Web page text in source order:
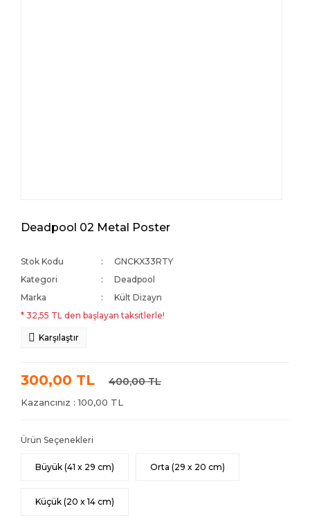
Deadpool 02 Metal Poster
Stok Kodu
GNCKX33RTY
Kategori
Deadpool
Marka
Kült Dizayn
* 32,55 TL den başlayan taksitlerle!
Karşılaştır
300,00 TL 400,00 TL
Kazancınız : 100,00 TL
Ürün Seçenekleri
Büyük (41 x 29 cm) Orta (29 x 20 cm)
Küçük (20 x 14 cm)